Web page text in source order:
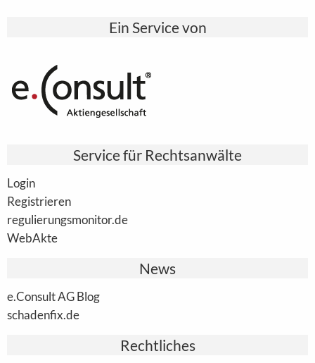
Ein Service von
Service für Rechtsanwälte
Login
Registrieren
regulierungsmonitor.de
WebAkte
News
e.Consult AG Blog
schadenfix.de
Rechtliches